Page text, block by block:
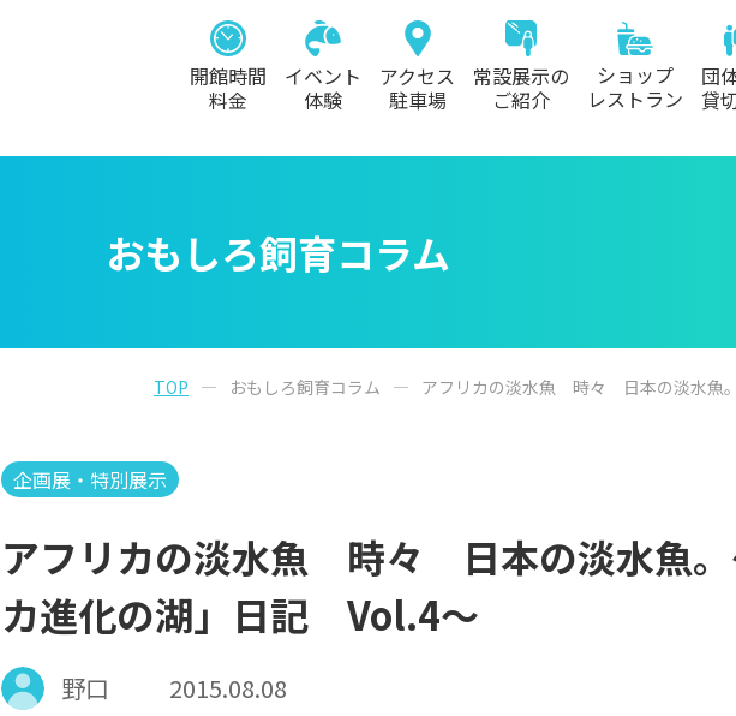
開館時間
料金
イベント
体験
アクセス
駐車場
常設展示の
ご紹介
ショップ
レストラン
団
貸
おもしろ飼育コラム
TOP おもしろ飼育コラム アフリカの淡水魚 時々 日本の淡水魚
企画展・特別展示
アフリカの淡水魚 時々 日本の淡水魚。
カ進化の湖」日記 Vol.4～
野口 2015.08.08